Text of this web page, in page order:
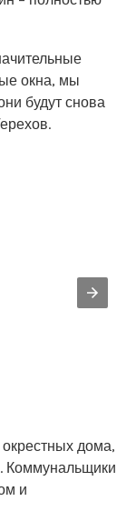
окна, мы
будут снова
дома,
Коммунальщики
и